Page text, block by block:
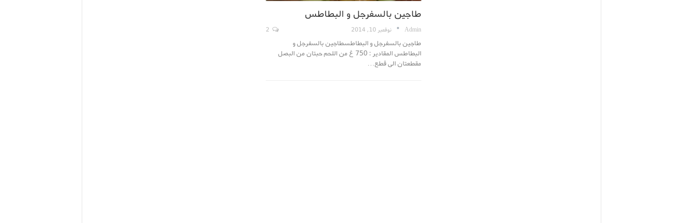
طاجين بالسفرجل و البطاطس
Admin نوفمبر 10, 2014
طاجين بالسفرجل و البطاطسطاجين بالسفرجل و
البطاطس المقادير : 750 غ من اللحم حبتان من البصل
مقطعتان الى قطع…